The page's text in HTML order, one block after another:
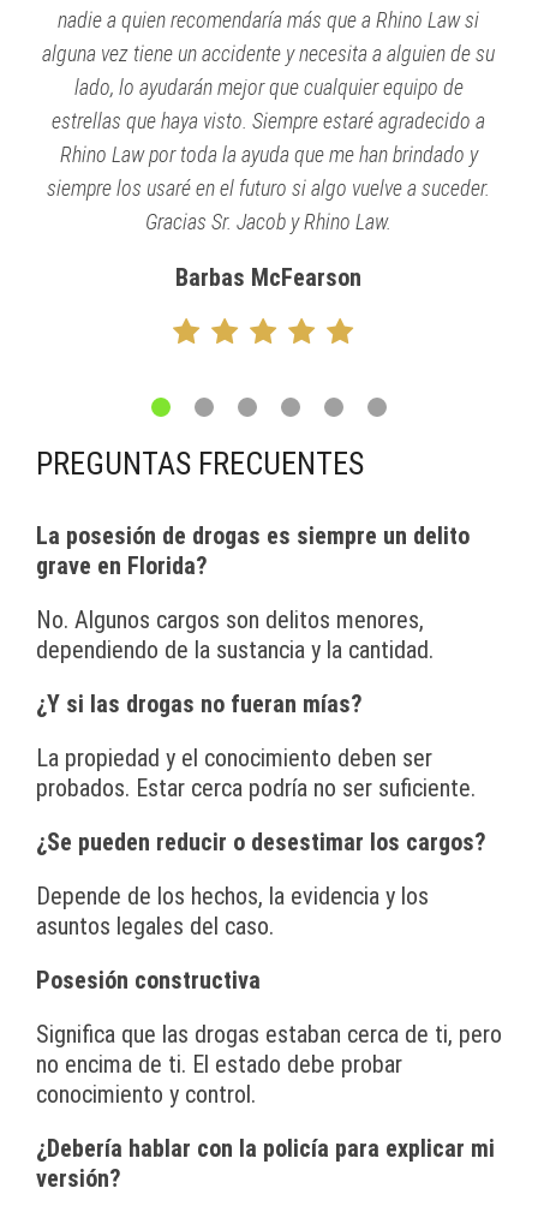
nadie a quien recomendaría más que a Rhino Law si
alguna vez tiene un accidente y necesita a alguien de su
lado, lo ayudarán mejor que cualquier equipo de
estrellas que haya visto. Siempre estaré agradecido a
Rhino Law por toda la ayuda que me han brindado y
siempre los usaré en el futuro si algo vuelve a suceder.
Gracias Sr. Jacob y Rhino Law.
Barbas McFearson
PREGUNTAS FRECUENTES
La posesión de drogas es siempre un delito
grave en Florida?
No. Algunos cargos son delitos menores,
dependiendo de la sustancia y la cantidad.
¿Y si las drogas no fueran mías?
La propiedad y el conocimiento deben ser
probados. Estar cerca podría no ser suficiente.
¿Se pueden reducir o desestimar los cargos?
Depende de los hechos, la evidencia y los
asuntos legales del caso.
Posesión constructiva
Significa que las drogas estaban cerca de ti, pero
no encima de ti. El estado debe probar
conocimiento y control.
¿Debería hablar con la policía para explicar mi
versión?